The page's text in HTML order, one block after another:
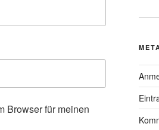
Browser für meinen